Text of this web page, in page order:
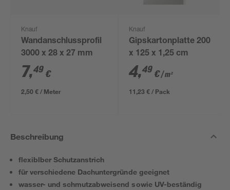
Knauf
Wandanschlussprofil
3000 x 28 x 27 mm
7,49 €
2,50 € / Meter
Knauf
Gipskartonplatte 200
x 125 x 1,25 cm
4,49 €/ m²
11,23 € / Pack
Beschreibung
flexiblber Schutzanstrich
für verschiedene Dachuntergründe geeignet
wasser- und schmutzabweisend sowie UV-beständig